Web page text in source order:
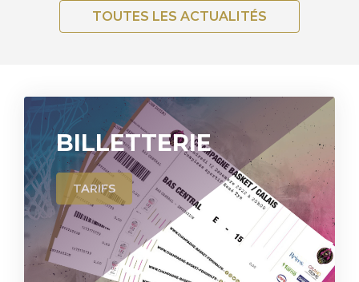
TOUTES LES ACTUALITÉS
BILLETTERIE
TARIFS